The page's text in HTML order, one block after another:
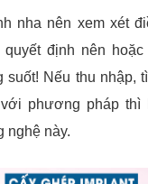
nha nên xem xét
định nên
suốt! Nếu thu nhập,
phương pháp thì
nghệ này.